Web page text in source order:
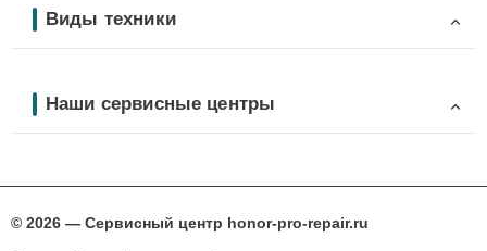
Виды техники
Наши сервисные центры
© 2026 — Сервисный центр honor-pro-repair.ru